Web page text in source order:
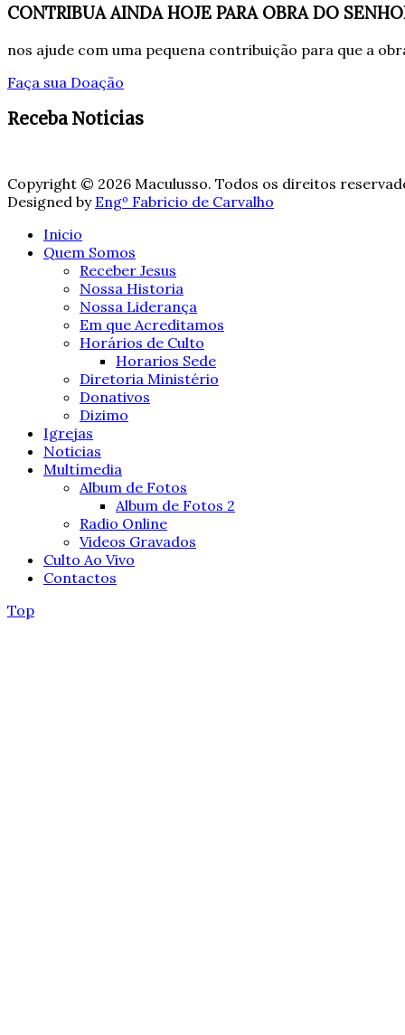
CONTRIBUA AINDA HOJE PARA OBRA DO
nos ajude com uma pequena contribuição para que a
Faça sua Doação
Receba Noticias
Copyright © 2026 Maculusso. Todos os direitos
Designed by Engº Fabricio de Carvalho
Inicio
Quem Somos
Receber Jesus
Nossa Historia
Nossa Liderança
Em que Acreditamos
Horários de Culto
Horarios Sede
Diretoria Ministério
Donativos
Dizimo
Igrejas
Noticias
Multímedia
Album de Fotos
Album de Fotos 2
Radio Online
Videos Gravados
Culto Ao Vivo
Contactos
Top